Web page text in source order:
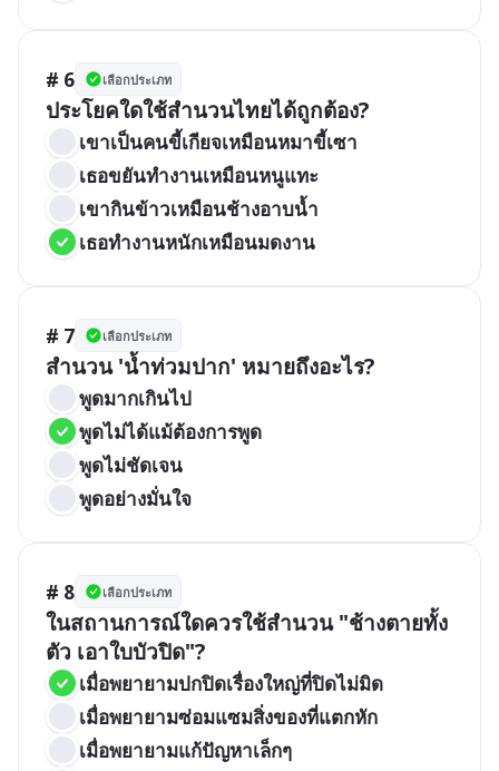
# 6 เลือกประเภท
ประโยคใดใช้สำนวนไทยได้ถูกต้อง?
เขาเป็นคนขี้เกียจเหมือนหมาขี้เซา
เธอขยันทำงานเหมือนหนูแทะ
เขากินข้าวเหมือนช้างอาบน้ำ
เธอทำงานหนักเหมือนมดงาน
# 7 เลือกประเภท
สำนวน 'น้ำท่วมปาก' หมายถึงอะไร?
พูดมากเกินไป
พูดไม่ได้แม้ต้องการพูด
พูดไม่ชัดเจน
พูดอย่างมั่นใจ
# 8 เลือกประเภท
ในสถานการณ์ใดควรใช้สำนวน "ช้างตายทั้ง
ตัว เอาใบบัวปิด"?
เมื่อพยายามปกปิดเรื่องใหญ่ที่ปิดไม่มิด
เมื่อพยายามซ่อมแซมสิ่งของที่แตกหัก
เมื่อพยายามแก้ปัญหาเล็กๆ